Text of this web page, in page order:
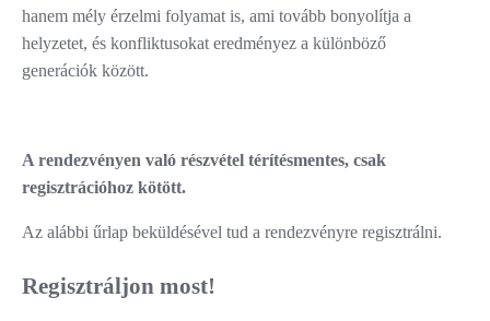
hanem mély érzelmi folyamat is, ami tovább bonyolítja a
helyzetet, és konfliktusokat eredményez a különböző
generációk között.
A rendezvényen való részvétel térítésmentes, csak
regisztrációhoz kötött.
Az alábbi űrlap beküldésével tud a rendezvényre regisztrálni.
Regisztráljon most!